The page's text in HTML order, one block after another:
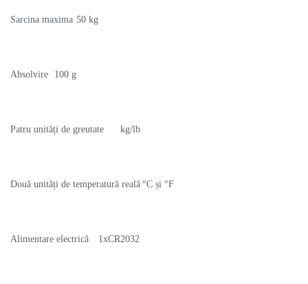
Sarcina maxima 50 kg
Absolvire 100 g
Patru unități de greutate kg/lb
Două unități de temperatură reală °C și °F
Alimentare electrică 1xCR2032